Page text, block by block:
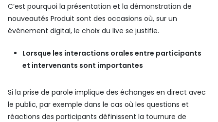
C’est pourquoi la présentation et la démonstration de
nouveautés Produit sont des occasions où, sur un
événement digital, le choix du live se justifie.
Lorsque les interactions orales entre participants
et intervenants sont importantes
Si la prise de parole implique des échanges en direct avec
le public, par exemple dans le cas où les questions et
réactions des participants définissent la tournure de